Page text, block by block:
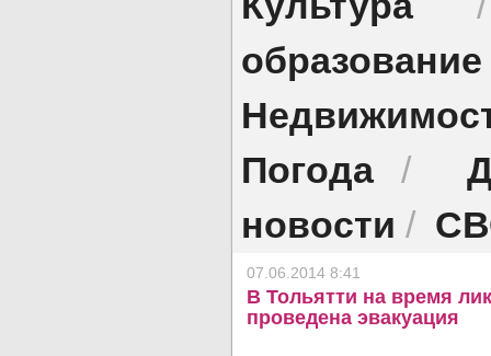
образование
Погода/
новости /
07.06.2014 8:41
В Тольятти на время
проведена эвакуация